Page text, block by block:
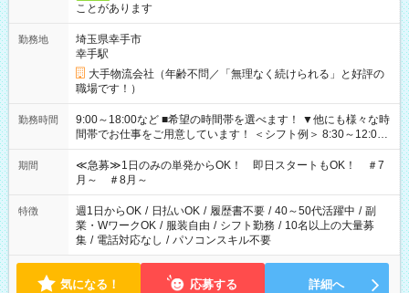
ことがあります
勤務地
埼玉県幸手市
幸手駅
大手物流会社（年齢不問／「無理なく続けられる」と好評の
職場です！）
勤務時間
9:00～18:00など ■希望の時間帯を選べます！ ▼他にも様々な時
間帯でお仕事をご用意しています！ ＜シフト例＞ 8:30～12:00
17:00～22:00 13:00～22:00 22:00～翌6:00 など
期間
≪急募≫1日のみの単発からOK！ 即日スタートもOK！ ＃7
月～ ＃8月～
特徴 週1日からOK / 日払いOK / 履歴書不要 / 40～50代活躍中 / 副
業・WワークOK / 服装自由 / シフト勤務 / 10名以上の大量募
集 / 電話対応なし / パソコンスキル不要
気になる！ 応募する 詳細へ